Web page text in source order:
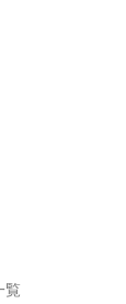
覧